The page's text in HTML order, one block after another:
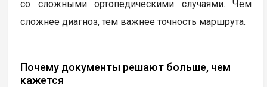
со сложными ортопедическими случаями. Чем
сложнее диагноз, тем важнее точность маршрута.
Почему документы решают больше, чем
кажется